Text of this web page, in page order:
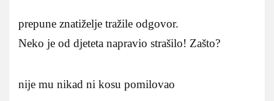
prepune znatiželje tražile odgovor.
Neko je od djeteta napravio strašilo! Zašto?
nije mu nikad ni kosu pomilovao